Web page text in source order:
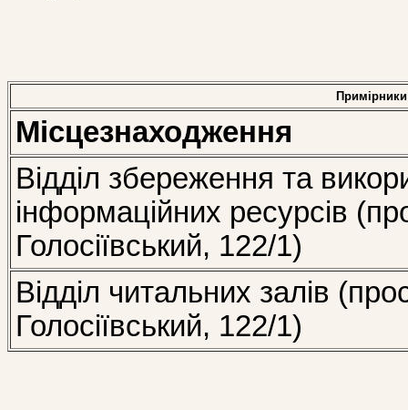
Примірники
Місцезнаходження
Відділ збереження та
інформаційних ресурсів
Голосіївський, 122/1)
Відділ читальних залів
Голосіївський, 122/1)